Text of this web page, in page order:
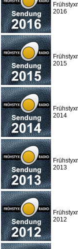
2016
2015
2014
2013
2012